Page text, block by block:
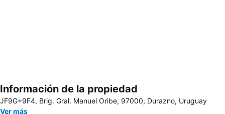
Ampliar mapa
Información de la propiedad
JF9G+9F4, Brig. Gral. Manuel Oribe, 97000, Durazno, Uruguay
Ver más